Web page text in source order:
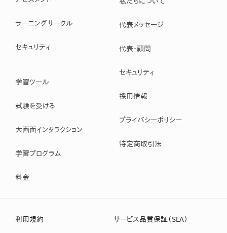
ラーニングサークル
セキュリティ
学習ツール
試験を受ける
大画面インタラクション
学習プログラム
料金
代表メッセージ
代表・顧問
セキュリティ
採用情報
プライバシーポリシー
特定商取引法
利用規約 サービス品質保証（SLA）